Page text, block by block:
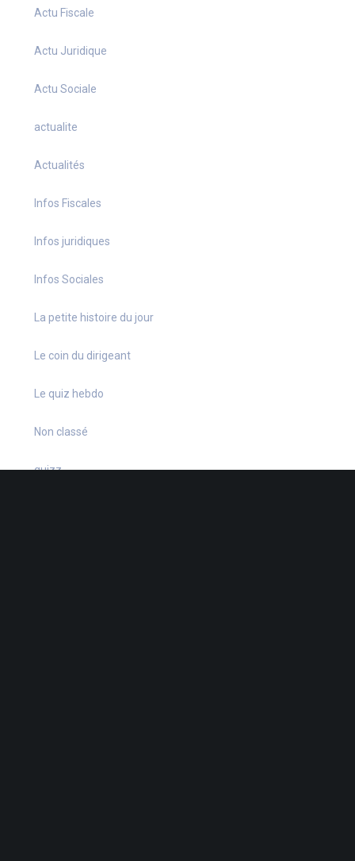
Actu Fiscale
Actu Juridique
Actu Sociale
actualite
Actualités
Infos Fiscales
Infos juridiques
Infos Sociales
La petite histoire du jour
Le coin du dirigeant
Le quiz hebdo
Non classé
quizz